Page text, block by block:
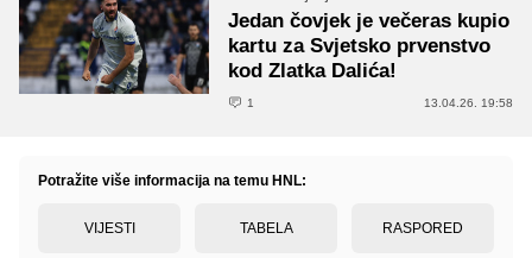
Jedan čovjek je večeras kupio
kartu za Svjetsko prvenstvo
kod Zlatka Dalića!
1 13.04.26. 19:58
Potražite više informacija na temu HNL:
VIJESTI TABELA RASPORED